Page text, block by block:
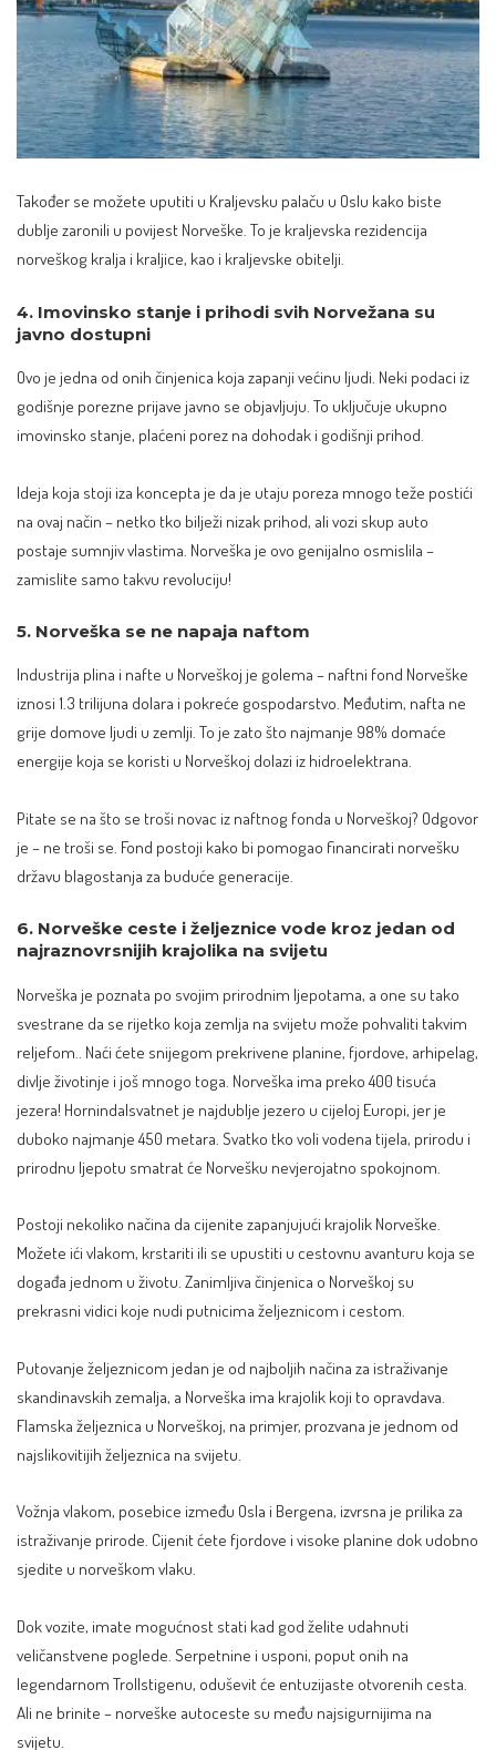
Također se možete uputiti u Kraljevsku palaču u Oslu kako biste
dublje zaronili u povijest Norveške. To je kraljevska rezidencija
norveškog kralja i kraljice, kao i kraljevske obitelji.
4. Imovinsko stanje i prihodi svih Norvežana su
javno dostupni
Ovo je jedna od onih činjenica koja zapanji većinu ljudi. Neki podaci iz
godišnje porezne prijave javno se objavljuju. To uključuje ukupno
imovinsko stanje, plaćeni porez na dohodak i godišnji prihod.
Ideja koja stoji iza koncepta je da je utaju poreza mnogo teže postići
na ovaj način – netko tko bilježi nizak prihod, ali vozi skup auto
postaje sumnjiv vlastima. Norveška je ovo genijalno osmislila –
zamislite samo takvu revoluciju!
5. Norveška se ne napaja naftom
Industrija plina i nafte u Norveškoj je golema – naftni fond Norveške
iznosi 1.3 trilijuna dolara i pokreće gospodarstvo. Međutim, nafta ne
grije domove ljudi u zemlji. To je zato što najmanje 98% domaće
energije koja se koristi u Norveškoj dolazi iz hidroelektrana.
Pitate se na što se troši novac iz naftnog fonda u Norveškoj? Odgovor
je – ne troši se. Fond postoji kako bi pomogao financirati norvešku
državu blagostanja za buduće generacije
6. Norveške ceste i željeznice vode kroz jedan od
najraznovrsnijih krajolika na svijetu
Norveška je poznata po svojim prirodnim ljepotama, a one su tako
svestrane da se rijetko koja zemlja na svijetu može pohvaliti takvim
reljefom.. Naći ćete snijegom prekrivene planine, fjordove, arhipelag,
divlje životinje i još mnogo toga. Norveška ima preko 400 tisuća
jezera! Hornindalsvatnet je najdublje jezero u cijeloj Europi, jer je
duboko najmanje 450 metara. Svatko tko voli vodena tijela, prirodu i
prirodnu ljepotu smatrat će Norvešku nevjerojatno spokojnom.
Postoji nekoliko načina da cijenite zapanjujući krajolik Norveške.
Možete ići vlakom, krstariti ili se upustiti u cestovnu avanturu koja se
događa jednom u životu. Zanimljiva činjenica o Norveškoj su
prekrasni vidici koje nudi putnicima željeznicom i cestom.
Putovanje željeznicom jedan je od najboljih načina za istraživanje
skandinavskih zemalja, a Norveška ima krajolik koji to opravdava.
Flamska željeznica u Norveškoj, na primjer, prozvana je jednom od
najslikovitijih željeznica na svijetu.
Vožnja vlakom, posebice između Osla i Bergena, izvrsna je prilika za
istraživanje prirode. Cijenit ćete fjordove i visoke planine dok udobno
sjedite u norveškom vlaku.
Dok vozite, imate mogućnost stati kad god želite udahnuti
veličanstvene poglede. Serpetnine i usponi, poput onih na
legendarnom Trollstigenu, oduševit će entuzijaste otvorenih cesta.
Ali ne brinite – norveške autoceste su među najsigurnijima na
svijetu.